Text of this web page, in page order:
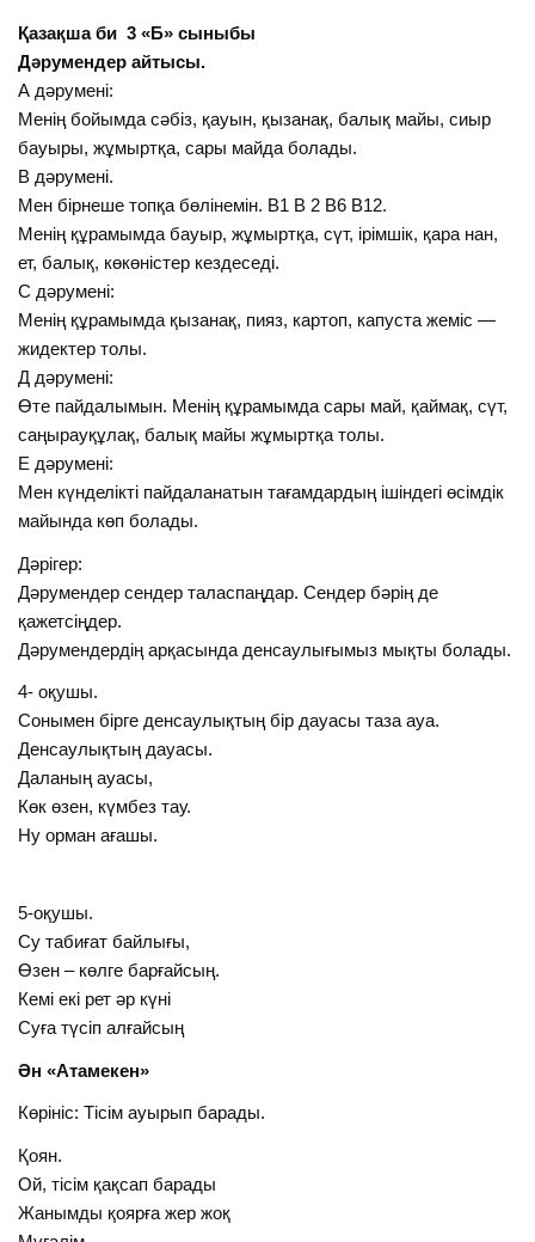
Қазақша би 3 «Б» сыныбы
Дәрумендер айтысы.
А дәрумені:
Менің бойымда сәбіз, қауын, қызанақ, балық майы, сиыр
бауыры, жұмыртқа, сары майда болады.
В дәрумені.
Мен бірнеше топқа бөлінемін. В1 В 2 В6 В12.
Менің құрамымда бауыр, жұмыртқа, сүт, ірімшік, қара нан,
ет, балық, көкөністер кездеседі.
С дәрумені:
Менің құрамымда қызанақ, пияз, картоп, капуста жеміс —
жидектер толы.
Д дәрумені:
Өте пайдалымын. Менің құрамымда сары май, қаймақ, сүт,
саңырауқұлақ, балық майы жұмыртқа толы.
Е дәрумені:
Мен күнделікті пайдаланатын тағамдардың ішіндегі өсімдік
майында көп болады.
Дәрігер:
Дәрумендер сендер таласпаңдар. Сендер бәрің де
қажетсіңдер.
Дәрумендердің арқасында денсаулығымыз мықты болады.
4- оқушы.
Сонымен бірге денсаулықтың бір дауасы таза ауа.
Денсаулықтың дауасы.
Даланың ауасы,
Көк өзен, күмбез тау.
Ну орман ағашы.
5-оқушы.
Су табиғат байлығы,
Өзен – көлге барғайсың.
Кемі екі рет әр күні
Суға түсіп алғайсың
Ән «Атамекен»
Көрініс: Тісім ауырып барады.
Қоян.
Ой, тісім қақсап барады
Жанымды қоярға жер жоқ